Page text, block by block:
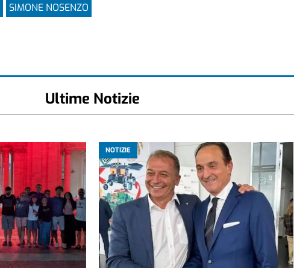
SIMONE NOSENZO
Ultime Notizie
NOTIZIE